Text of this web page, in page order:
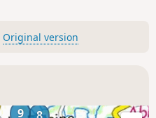
Original version
9